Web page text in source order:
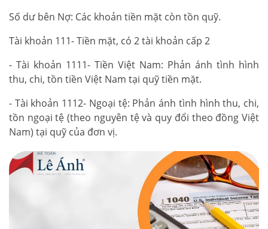
Số dư bên Nợ: Các khoản tiền mặt còn tồn quỹ.
Tài khoản 111- Tiền mặt, có 2 tài khoản cấp 2
- Tài khoản 1111- Tiền Việt Nam: Phản ánh tình hình
thu, chi, tồn tiền Việt Nam tại quỹ tiền mặt.
- Tài khoản 1112- Ngoại tệ: Phản ánh tình hình thu, chi,
tồn ngoại tệ (theo nguyên tệ và quy đổi theo đồng Việt
Nam) tại quỹ của đơn vị.